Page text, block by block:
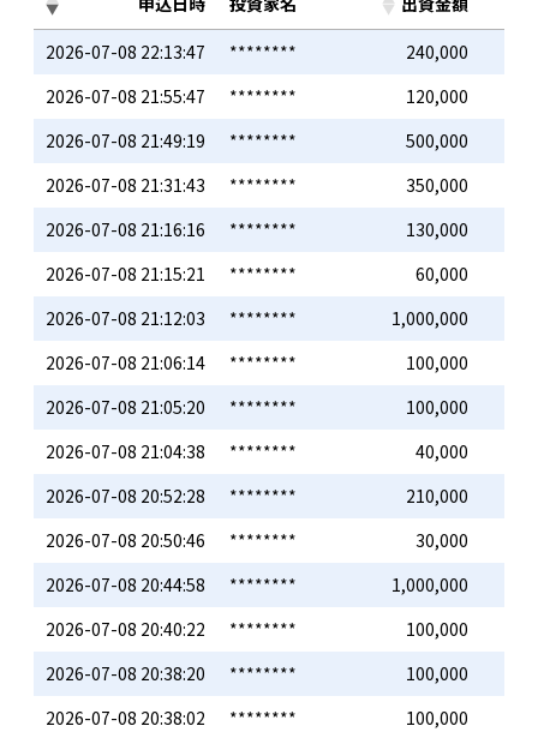
2026-07-08 22:13:47
********
240,000
2026-07-08 21:55:47
********
120,000
2026-07-08 21:49:19
********
500,000
2026-07-08 21:31:43
********
350,000
2026-07-08 21:16:16
********
130,000
2026-07-08 21:15:21
********
60,000
2026-07-08 21:12:03
********
1,000,000
2026-07-08 21:06:14
********
100,000
2026-07-08 21:05:20
********
100,000
2026-07-08 21:04:38
********
40,000
2026-07-08 20:52:28
********
210,000
2026-07-08 20:50:46
********
30,000
2026-07-08 20:44:58
********
1,000,000
2026-07-08 20:40:22
********
100,000
2026-07-08 20:38:20
********
100,000
2026-07-08 20:38:02
********
100,000